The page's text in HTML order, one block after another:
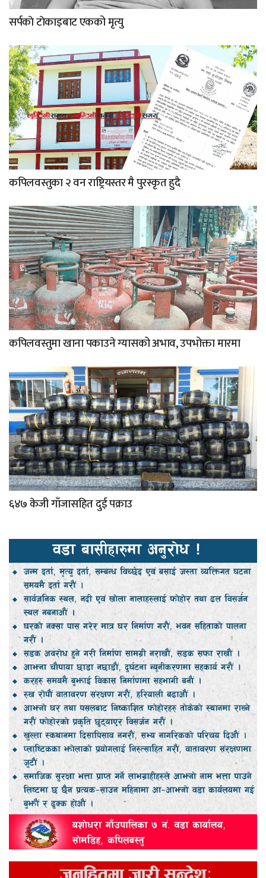
सर्पकाे टाेकाइबाट एकको मृत्यु
कपिलवस्तुका २ वन राष्ट्रियस्तर मै पुरस्कृत हुदै
कपिलवस्तुमा खाना पकाउने ग्यासको अभाव, उपभोक्ता मारमा
६४७ केजी गाँजासहित दुई पक्राउ